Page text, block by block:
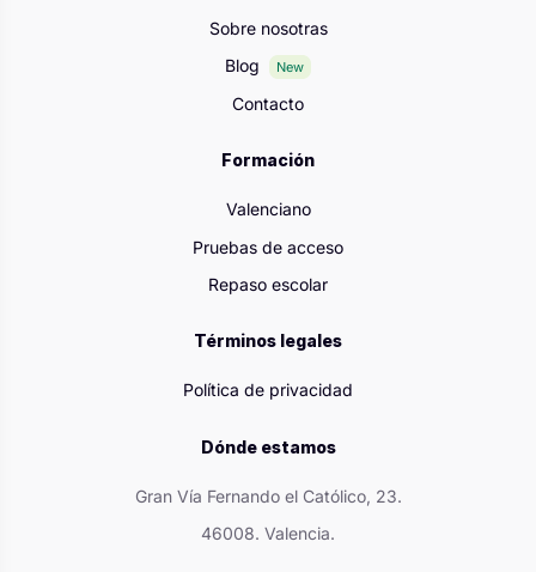
Sobre nosotras
Blog
New
Contacto
Formación
Valenciano
Pruebas de acceso
Repaso escolar
Términos legales
Política de privacidad
Dónde estamos
Gran Vía Fernando el Católico, 23.
46008. Valencia.